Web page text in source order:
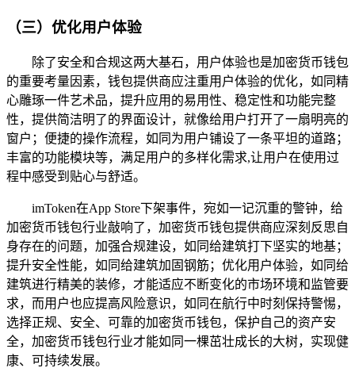
（三）优化用户体验
除了安全和合规这两大基石，用户体验也是加密货币钱包
的重要考量因素，钱包提供商应注重用户体验的优化，如同精
心雕琢一件艺术品，提升应用的易用性、稳定性和功能完整
性，提供简洁明了的界面设计，就像给用户打开了一扇明亮的
窗户；便捷的操作流程，如同为用户铺设了一条平坦的道路；
丰富的功能模块等，满足用户的多样化需求,让用户在使用过
程中感受到贴心与舒适。
imToken在App Store下架事件，宛如一记沉重的警钟，给
加密货币钱包行业敲响了，加密货币钱包提供商应深刻反思自
身存在的问题，加强合规建设，如同给建筑打下坚实的地基；
提升安全性能，如同给建筑加固钢筋；优化用户体验，如同给
建筑进行精美的装修，才能适应不断变化的市场环境和监管要
求，而用户也应提高风险意识，如同在航行中时刻保持警惕，
选择正规、安全、可靠的加密货币钱包，保护自己的资产安
全，加密货币钱包行业才能如同一棵茁壮成长的大树，实现健
康、可持续发展。